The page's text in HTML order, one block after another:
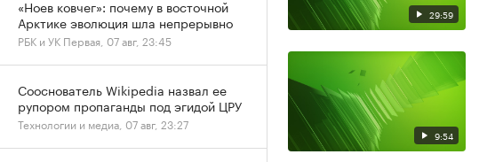
29:59
9:54
«Ноев ковчег»: почему в восточной
Арктике эволюция шла непрерывно
РБК и УК Первая, 07 авг, 23:45
Сооснователь Wikipedia назвал ее
рупором пропаганды под эгидой ЦРУ
Технологии и медиа, 07 авг, 23:27